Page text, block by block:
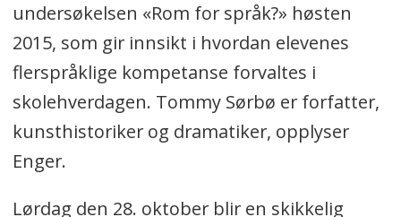
undersøkelsen «Rom for språk?» høsten
2015, som gir innsikt i hvordan elevenes
flerspråklige kompetanse forvaltes i
skolehverdagen. Tommy Sørbø er forfatter,
kunsthistoriker og dramatiker, opplyser
Enger.
Lørdag den 28. oktober blir en skikkelig